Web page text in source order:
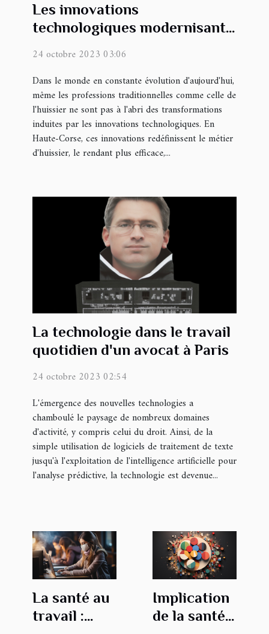
Les innovations
technologiques modernisant
24 octobre 2023 03:06
Dans le monde en constante évolution d'aujourd'hui,
même les professions traditionnelles comme celle de
l'huissier ne sont pas à l'abri des transformations
induites par les innovations technologiques. En
Haute-Corse, ces innovations redéfinissent le métier
d'huissier, le rendant plus efficace,...
La technologie dans le travail
quotidien d'un avocat à Paris
24 octobre 2023 02:54
L'émergence des nouvelles technologies a
chamboulé le paysage de nombreux domaines
d'activité, y compris celui du droit. Ainsi, de la
simple utilisation de logiciels de traitement de texte
jusqu'à l'exploitation de l'intelligence artificielle pour
l'analyse prédictive, la technologie est devenue...
La santé au
travail :
Implication
de la santé